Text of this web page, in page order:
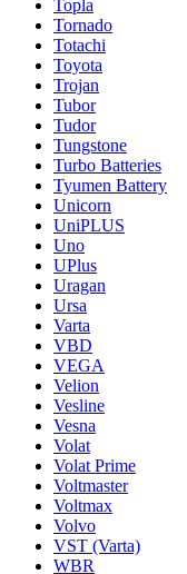
Topla
Tornado
Totachi
Toyota
Trojan
Tubor
Tudor
Tungstone
Turbo Batteries
Tyumen Battery
Unicorn
UniPLUS
Uno
UPlus
Uragan
Ursa
Varta
VBD
VEGA
Velion
Vesline
Vesna
Volat
Volat Prime
Voltmaster
Voltmax
Volvo
VST (Varta)
WBR